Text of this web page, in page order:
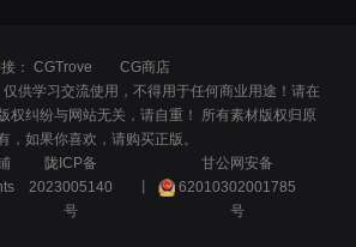
： CGTrove
CG商店
供学习交流使用，不得用于任何商业用途！请在
权纠纷与网站无关，请自重！ 所有素材版权归原
，如果你喜欢，请购买正版。
陇ICP备
2023005140
号
甘公网安备
62010302001785
号